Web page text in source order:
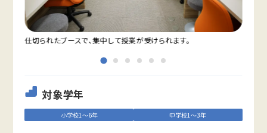
仕切られたブースで、集中して授業が受けられます。
対象学年
小学校1～6年 中学校1～3年